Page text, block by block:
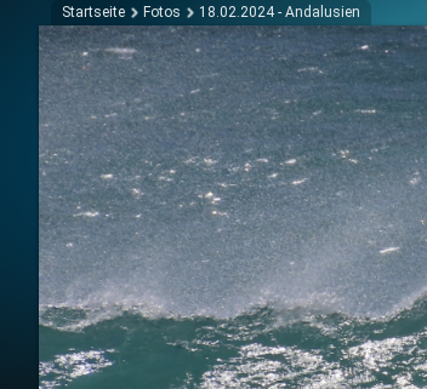
Startseite Fotos 18.02.2024 - Andalusien